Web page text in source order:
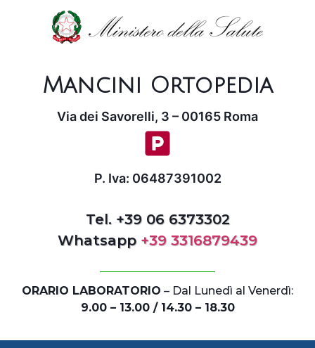
Mancini Ortopedia
Via dei Savorelli, 3 – 00165 Roma
P. Iva: 06487391002
Tel. +39 06 6373302
Whatsapp +39 3316879439
ORARIO LABORATORIO – Dal Lunedì al Venerdì:
9.00 – 13.00 / 14.30 – 18.30